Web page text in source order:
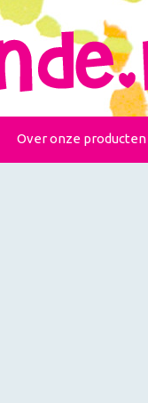
Over onze producten